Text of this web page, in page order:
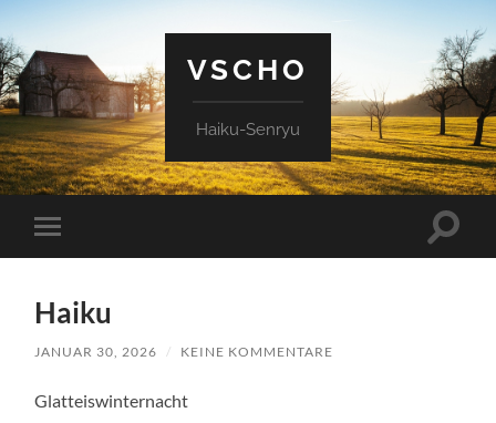
VSCHO
Haiku-Senryu
Mobile-
Menü
Haiku
JANUAR 30, 2026 / KEINE KOMMENTARE
Glatteiswinternacht